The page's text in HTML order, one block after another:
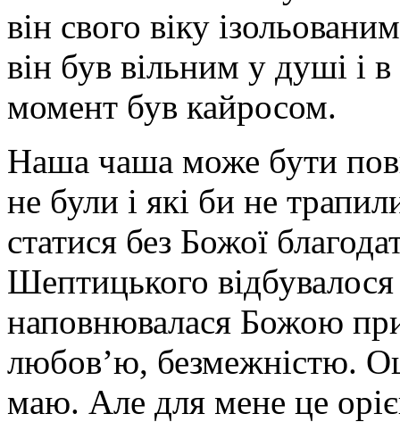
він свого віку
він був вільним у душі і
момент був кайросом.
Наша чаша може бути
не були і які би не
статися без Божої
Шептицького
наповнювалася Божою
любов’ю, безмежністю.
маю. Але для мене це